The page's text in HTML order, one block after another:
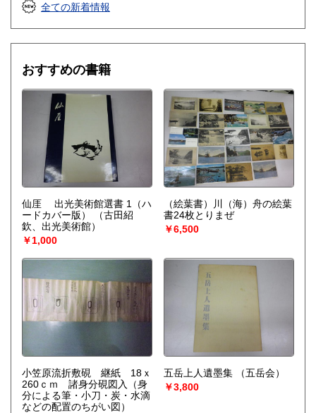
どうぞお気軽にご相談ください。大量の場合は全国どこでも
出張します。作業はすべて当方が行います。現状のままお呼
びつけください。コレクションの買取経験豊富です。ご納得
す(詳細はご住所お名前とともにご連絡ください。匿名・ご住
所不詳の場合はお返事できません)。
取り扱い分野
総記、哲学宗教、歴史、社会科学、自然科学、美術工芸、国
語国文、外国文学、古典籍、近代文献、趣味、外国書、サブ
カルチャー、古書一般（その他）
全ての新着情報
おすすめの書籍
仙厓 出光美術館選書 1（ハ
ードカバー版）
（古田紹
欽、出光美術館）
￥1,000
（絵葉書）川（海）舟の絵葉
書24枚とりまぜ
￥6,500
小笠原流折敷硯 継紙 18ｘ
260ｃｍ 諸身分硯図入（身
分による筆・小刀・炭・水滴
などの配置のちがい図）
五岳上人遺墨集
（五岳会）
￥3,800